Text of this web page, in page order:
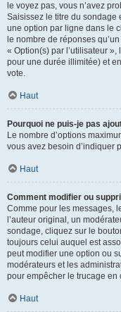
le voyez pas, vous n’avez
Saisissez le titre du sondage
une option par ligne dans le
le nombre de réponses
« Option(s) par l’utilisateur
pour une durée illimitée) et
vote.
Haut
Pourquoi ne puis-je pas
Le nombre d’options
vous avez besoin d’indiquer
Haut
Comment modifier ou
Comme pour les messages,
l’auteur original, un
sondage, cliquez sur le
toujours celui auquel est
peut modifier une option ou
modérateurs et les
pour empêcher le trucage
Haut